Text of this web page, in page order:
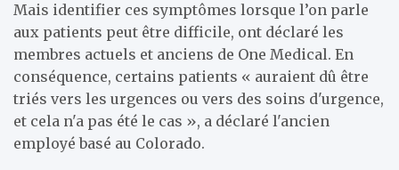
Mais identifier ces symptômes lorsque l’on parle
aux patients peut être difficile, ont déclaré les
membres actuels et anciens de One Medical. En
conséquence, certains patients « auraient dû être
triés vers les urgences ou vers des soins d'urgence,
et cela n'a pas été le cas », a déclaré l'ancien
employé basé au Colorado.